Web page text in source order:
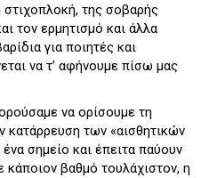
στιχοπλοκή, της σοβαρής
τον ερμητισμό και άλλα
για ποιητές και
να τ’ αφήνουμε πίσω μας
να ορίσουμε τη
κατάρρευση των «αισθητικών
σημείο και έπειτα παύουν
κάποιον βαθμό τουλάχιστον, η